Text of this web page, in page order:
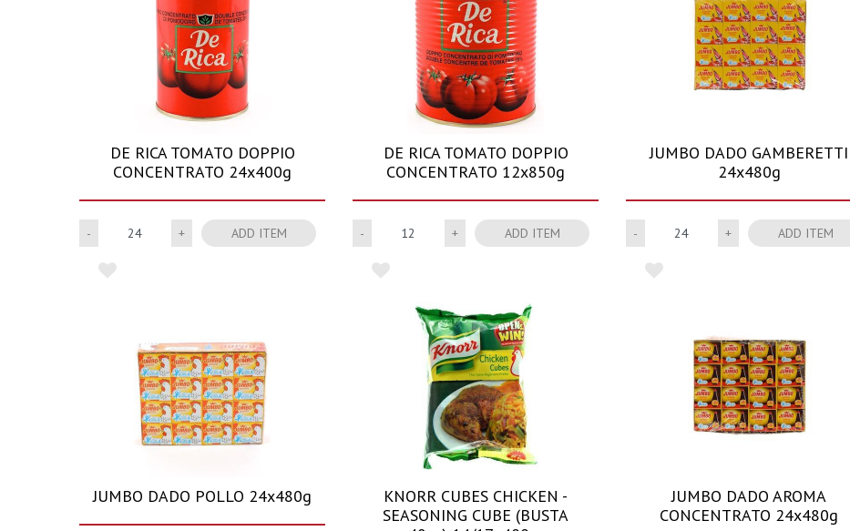
DE RICA TOMATO DOPPIO
CONCENTRATO 24x400g
Quantity ADD ITEM
DE RICA TOMATO DOPPIO
CONCENTRATO 12x850g
Quantity ADD ITEM
JUMBO DADO GAMBERETTI
24x480g
Quantity ADD ITEM
JUMBO DADO POLLO 24x480g
KNORR CUBES CHICKEN -
SEASONING CUBE (BUSTA
JUMBO DADO AROMA
CONCENTRATO 24x480g